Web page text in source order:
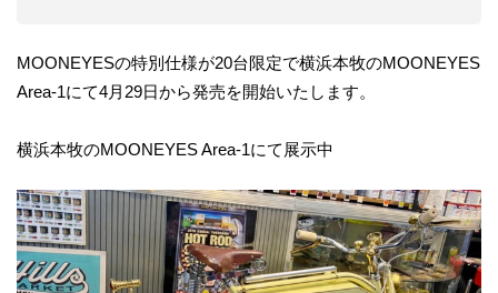
MOONEYESの特別仕様が20台限定で横浜本牧のMOONEYES
Area-1にて4月29日から発売を開始いたします。
横浜本牧のMOONEYES Area-1にて展示中